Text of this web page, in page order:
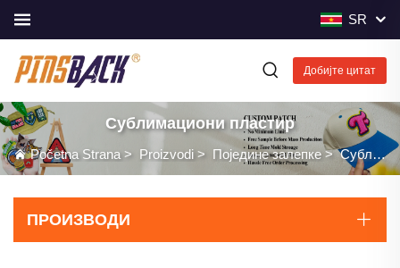
SR
Добијте цитат
Сублимациони пластир
Početna Strana> Proizvodi > Поједине залепке>Сублимациони пластир
ПРОИЗВОДИ